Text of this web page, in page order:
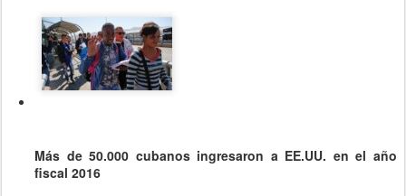
Más de 50.000 cubanos ingresaron a EE.UU. en el año
fiscal 2016